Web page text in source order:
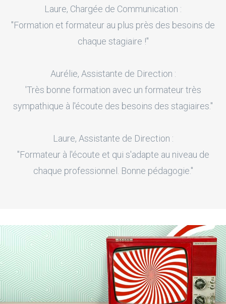
Laure, Chargée de Communication :
"Formation et formateur au plus près des besoins de
chaque stagiaire !"
Aurélie, Assistante de Direction :
'Très bonne formation avec un formateur très
sympathique à l'écoute des besoins des stagiaires."
Laure, Assistante de Direction :
"Formateur à l'écoute et qui s'adapte au niveau de
chaque professionnel. Bonne pédagogie."